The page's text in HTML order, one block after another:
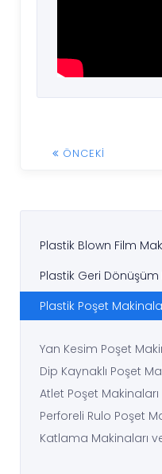
ÖNCEKI
Plastik Blown Film
Plastik Geri Dönüşüm
Plastik Poşet
Yan Kesim Poşet
Dip Kaynaklı Poşet
Atlet Poşet Makinaları
Perforeli Rulo Poşet
Katlama Makinaları